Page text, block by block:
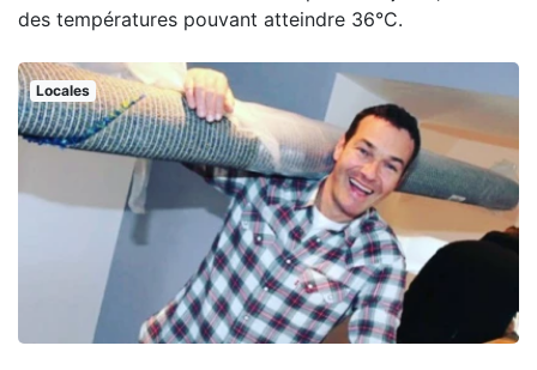
des températures pouvant atteindre 36°C.
Locales